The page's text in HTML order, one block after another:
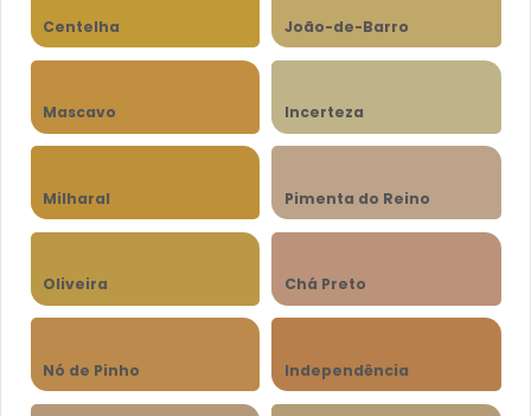
Centelha João-de-Barro
Mascavo Incerteza
Milharal Pimenta do Reino
Oliveira Chá Preto
Nó de Pinho Independência